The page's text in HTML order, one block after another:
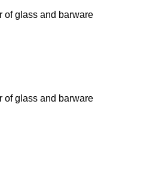
of glass and barware
of glass and barware